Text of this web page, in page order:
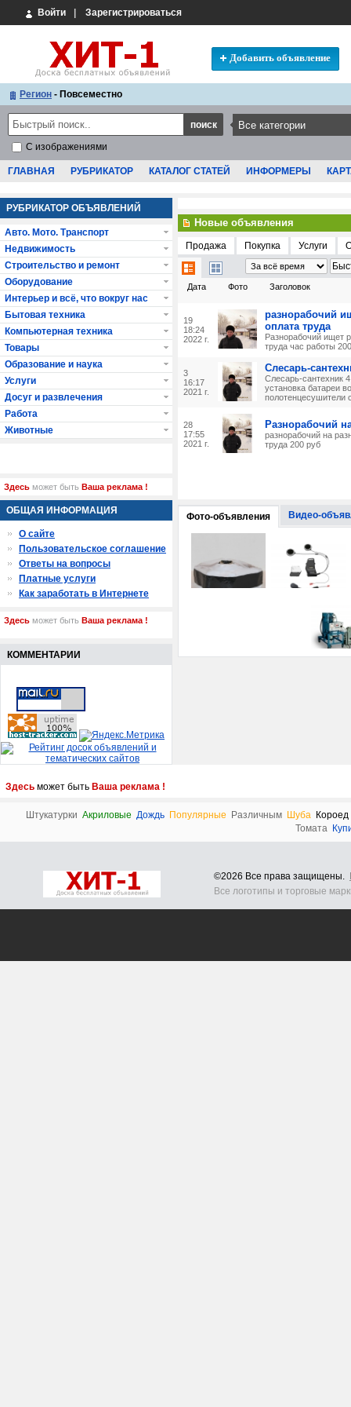
Войти Зарегистрироваться
Добавить объявление
Регион - Повсеместно
С изображениями
ГЛАВНАЯ РУБРИКАТОР КАТАЛОГ СТАТЕЙ ИНФОРМЕРЫ
Новые объявления
Продажа Покупка Услуги
Дата Фото Заголовок
19
18:24
2022 г.
разнорабочий
оплата труда
Разнорабочий ищет
труда час работы
3
16:17
2021 г.
Слесарь-
Слесарь-сантехник
установка батареи
полотенцесушители
28
17:55
2021 г.
Разнорабочий
разнорабочий на
труда 200 руб
Фото-объявления Видео-
РУБРИКАТОР ОБЪЯВЛЕНИЙ
Авто. Мото. Транспорт
Недвижимость
Строительство и ремонт
Оборудование
Интерьер и всё, что вокруг нас
Бытовая техника
Компьютерная техника
Товары
Образование и наука
Услуги
Досуг и развлечения
Работа
Животные
Здесь может быть Ваша реклама !
ОБЩАЯ ИНФОРМАЦИЯ
О сайте
Пользовательское соглашение
Ответы на вопросы
Платные услуги
Как заработать в Интернете
Здесь может быть Ваша реклама !
КОММЕНТАРИИ
Здесь может быть Ваша реклама !
Штукатурки Акриловые Дождь Популярные Различным Шуба Короед
Томата
©2026 Все права защищены.
Все логотипы и торговые